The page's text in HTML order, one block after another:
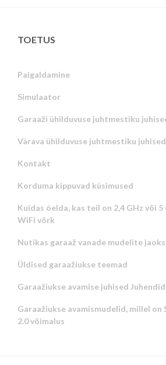
TOETUS
Paigaldamine
Simulaator
Garaaži ühilduvuse juhtmestiku
Värava ühilduvuse juhtmestiku juhised
Kontakt
Korduma kippuvad küsimused
Kuidas öelda, kas teil on 2,4 GHz või 5
WiFi võrk
Nutikas garaaž vanade mudelite jaoks
Üldised garaažiukse teemad
Garaažiukse avamise juhised Juhendid
Garaažiukse avamismudelid, millel on
2.0 võimalus